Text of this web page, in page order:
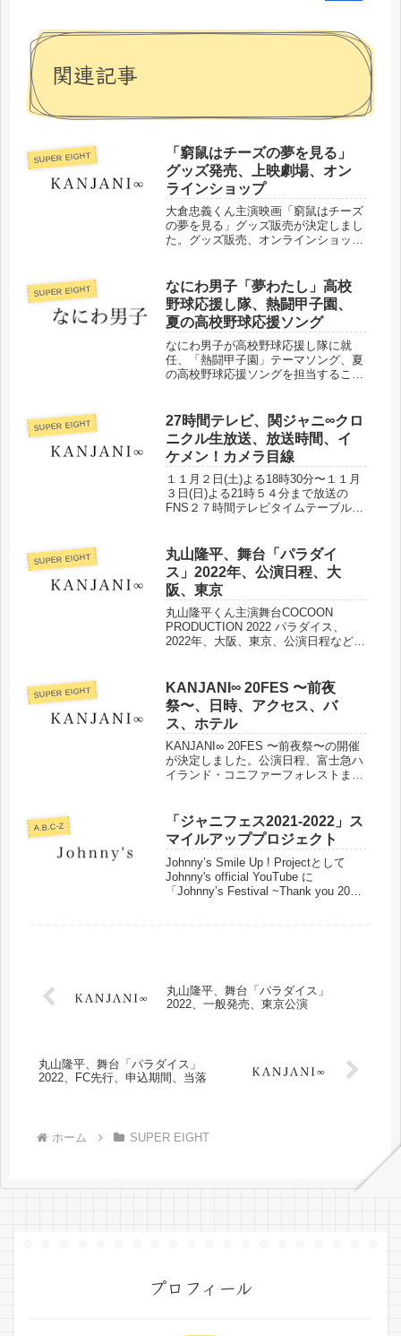
関連記事
SUPER EIGHT
「窮鼠はチーズの夢を見る」
グッズ発売、上映劇場、オン
ラインショップ
大倉忠義くん主演映画「窮鼠はチーズ
の夢を見る」グッズ販売が決定しまし
た。グッズ販売、オンラインショップ
SUPER EIGHT
なにわ男子「夢わたし」高校
野球応援し隊、熱闘甲子園、
夏の高校野球応援ソング
なにわ男子が高校野球応援し隊に就
任、「熱闘甲子園」テーマソング、夏
の高校野球応援ソングを担当すること
てまとめました。
SUPER EIGHT
27時間テレビ、関ジャニ∞クロ
ニクル生放送、放送時間、イ
ケメン！カメラ目線
１１月２日(土)よる18時30分〜１１月
３日(日)よる21時５４分まで放送の
FNS２７時間テレビタイムテーブルが
の放送時間、放送内容についてまとめ
ました。
SUPER EIGHT
丸山隆平、舞台「パラダイ
ス」2022年、公演日程、大
阪、東京
丸山隆平くん主演舞台COCOON
PRODUCTION 2022 パラダイス、
2022年、大阪、東京、公演日程などま
SUPER EIGHT
KANJANI∞ 20FES 〜前夜
祭〜、日時、アクセス、バ
ス、ホテル
KANJANI∞ 20FES 〜前夜祭〜の開催
が決定しました。公演日程、富士急ハ
イランド・コニファーフォレストまで
た。
A.B.C-Z
「ジャニフェス2021-2022」ス
マイルアッププロジェクト
Johnny’s Smile Up ! Projectとして
Johnny's official YouTube に
「Johnnyʼs Festival ~Thank you 2021
丸山隆平、舞台「パラダイス」
2022、一般発売、東京公演
丸山隆平、舞台「パラダイス」
2022、FC先行、申込期間、当落
ホーム SUPER EIGHT
プロフィール